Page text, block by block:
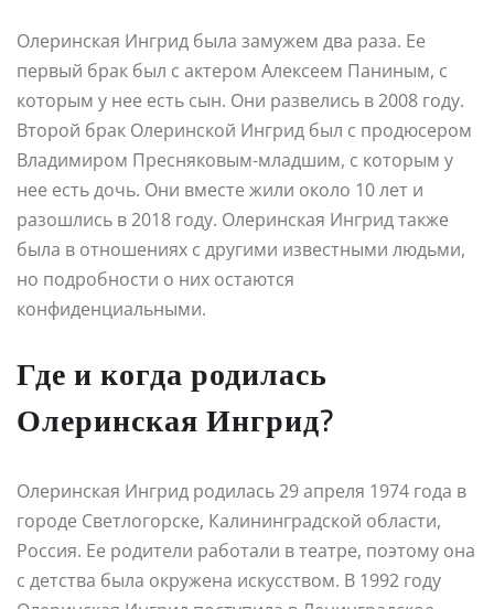
Олеринская Ингрид была замужем два раза. Ее
первый брак был с актером Алексеем Паниным, с
которым у нее есть сын. Они развелись в 2008 году.
Второй брак Олеринской Ингрид был с продюсером
Владимиром Пресняковым-младшим, с которым у
нее есть дочь. Они вместе жили около 10 лет и
разошлись в 2018 году. Олеринская Ингрид также
была в отношениях с другими известными людьми,
но подробности о них остаются
конфиденциальными.
Где и когда родилась
Олеринская Ингрид?
Олеринская Ингрид родилась 29 апреля 1974 года в
городе Светлогорске, Калининградской области,
Россия. Ее родители работали в театре, поэтому она
с детства была окружена искусством. В 1992 году